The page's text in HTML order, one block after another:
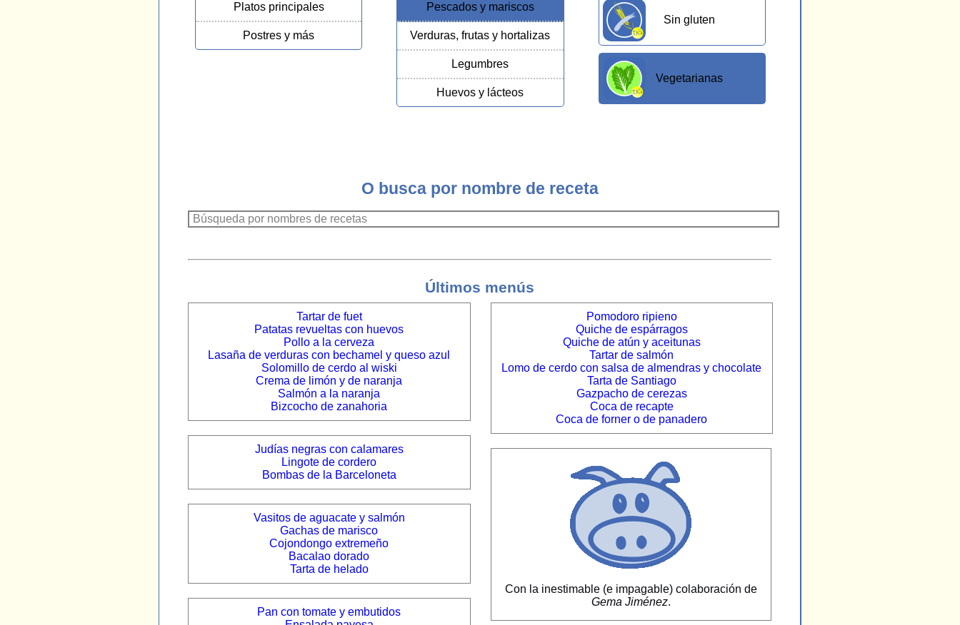
Platos principales
Postres y más
Pescados y mariscos
Verduras, frutas y hortalizas
Legumbres
Huevos y lácteos
Sin gluten
Vegetarianas
O busca por nombre de receta
Últimos menús
Tartar de fuet
Patatas revueltas con huevos
Pollo a la cerveza
Lasaña de verduras con bechamel y queso azul
Solomillo de cerdo al wiski
Crema de limón y de naranja
Salmón a la naranja
Bizcocho de zanahoria
Judías negras con calamares
Lingote de cordero
Bombas de la Barceloneta
Vasitos de aguacate y salmón
Gachas de marisco
Cojondongo extremeño
Bacalao dorado
Tarta de helado
Pan con tomate y embutidos
Pomodoro ripieno
Quiche de espárragos
Quiche de atún y aceitunas
Tartar de salmón
Lomo de cerdo con salsa de almendras y chocolate
Tarta de Santiago
Gazpacho de cerezas
Coca de recapte
Coca de forner o de panadero
Con la inestimable (e impagable) colaboración de
Gema Jiménez.